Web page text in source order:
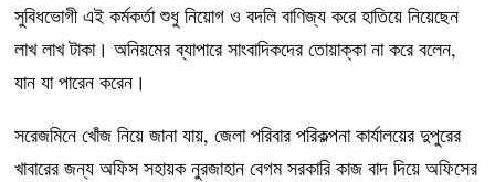
সুবিধভোগী এই কর্মকর্তা শুধু নিয়োগ ও বদলি বাণিজ্য করে হাতিয়ে নিয়েছেন
লাখ লাখ টাকা। অনিয়মের ব্যাপারে সাংবাদিকদের তোয়াক্কা না করে বলেন,
যান যা পারেন করেন।
সরেজমিনে খোঁজ নিয়ে জানা যায়, জেলা পরিবার পরিকল্পনা কার্যালয়ের দুপুরের
খাবারের জন্য অফিস সহায়ক নুরজাহান বেগম সরকারি কাজ বাদ দিয়ে অফিসের